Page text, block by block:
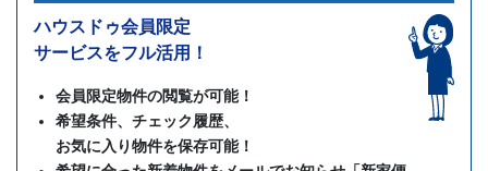
ハウスドゥ会員限定
サービスをフル活用！
会員限定物件の閲覧が可能！
希望条件、チェック履歴、
お気に入り物件を保存可能！